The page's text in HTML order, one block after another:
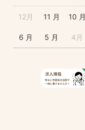
12月 11 月 10 月
6 月 5 月 4月